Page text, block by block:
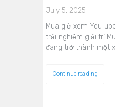
July 5, 2025
Mua giờ xem
trải nghiệm giải trí
đang trở thành một
Continue reading